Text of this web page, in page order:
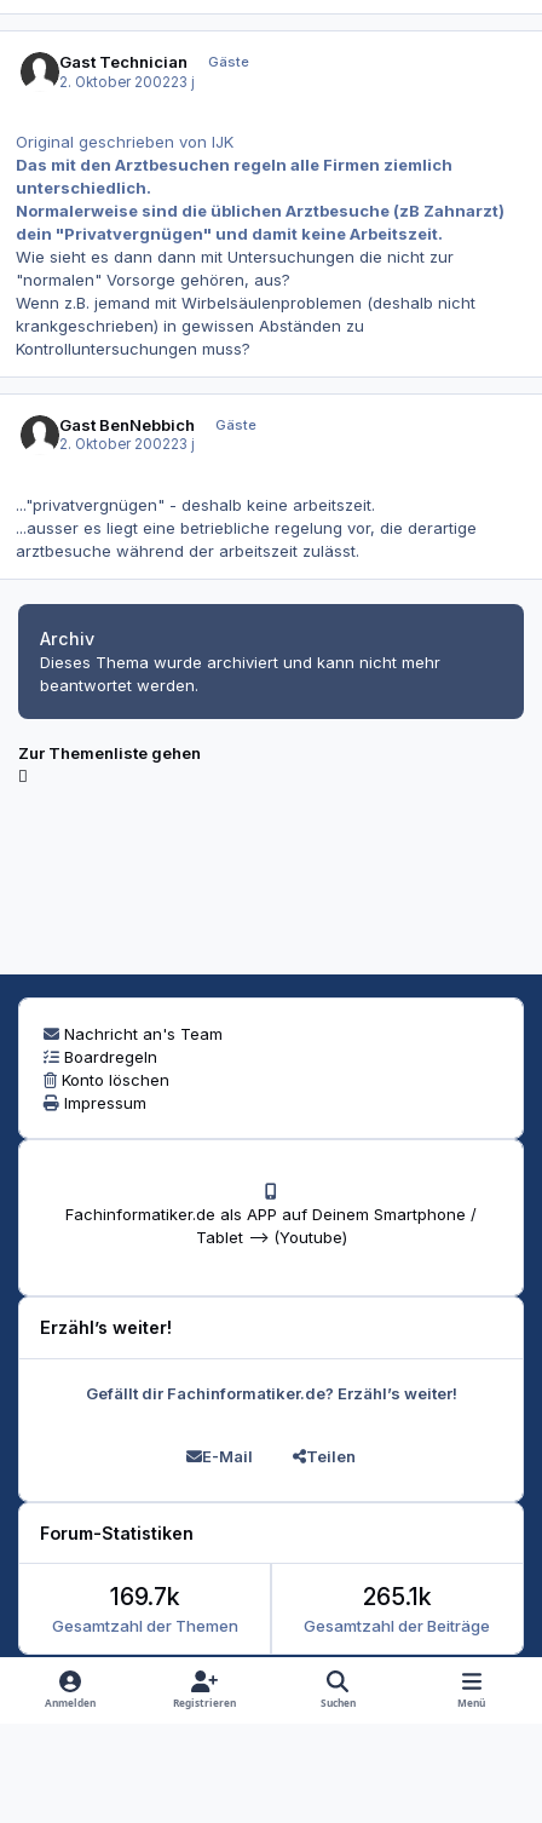
Gast Technician
Gäste
2. Oktober 200223 j
Original geschrieben von IJK
Das mit den Arztbesuchen regeln alle Firmen ziemlich
unterschiedlich.
Normalerweise sind die üblichen Arztbesuche (zB Zahnarzt)
dein "Privatvergnügen" und damit keine Arbeitszeit.
Wie sieht es dann dann mit Untersuchungen die nicht zur
"normalen" Vorsorge gehören, aus?
Wenn z.B. jemand mit Wirbelsäulenproblemen (deshalb nicht
krankgeschrieben) in gewissen Abständen zu
Kontrolluntersuchungen muss?
Gast BenNebbich
Gäste
2. Oktober 200223 j
..."privatvergnügen" - deshalb keine arbeitszeit.
...ausser es liegt eine betriebliche regelung vor, die derartige
arztbesuche während der arbeitszeit zulässt.
Archiv
Dieses Thema wurde archiviert und kann nicht mehr
beantwortet werden.
Zur Themenliste gehen
Nachricht an's Team
Boardregeln
Konto löschen
Impressum
Fachinformatiker.de als APP auf Deinem Smartphone /
Tablet --> (Youtube)
Erzähl’s weiter!
Gefällt dir Fachinformatiker.de? Erzähl’s weiter!
E-Mail Teilen
Forum-Statistiken
Gesamtzahl der Themen
169.7k
Gesamtzahl der Beiträge
265.1k
Heller Modus
Dunkler Modus
Systemeinstellung
Anmelden Registrieren Suchen Menü